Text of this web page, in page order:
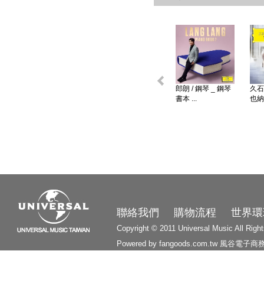
郎朗 / 鋼琴 _ 鋼琴
書本 ...
久
也
聯絡我們 購物流程 世界
Copyright © 2011 Universal Music All
Powered by fangoods.com.tw 風谷電子商